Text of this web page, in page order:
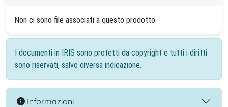
Non ci sono file associati a questo prodotto.
I documenti in IRIS sono protetti da copyright e tutti i diritti
sono riservati, salvo diversa indicazione.
Informazioni